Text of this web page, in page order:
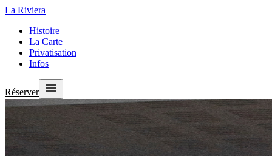
La Riviera
Histoire
La Carte
Privatisation
Infos
Réserver